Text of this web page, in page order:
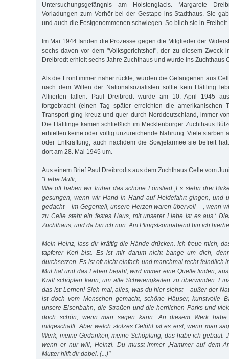
Untersuchungsgefängnis am Holstenglacis. Margarete
Vorladungen zum Verhör bei der Gestapo ins Stadthaus. Sie
und auch die Festgenommenen schwiegen. So blieb sie in Freiheit.
Im Mai 1944 fanden die Prozesse gegen die Mitglieder der
sechs davon vor dem "Volksgerichtshof", der zu diesem Zweck
Dreibrodt erhielt sechs Jahre Zuchthaus und wurde ins Zuchthaus
Als die Front immer näher rückte, wurden die Gefangenen aus
nach dem Willen der Nationalsozialisten sollte kein Häftling
Alliierten fallen. Paul Dreibrodt wurde am 10. April 1945
fortgebracht (einen Tag später erreichten die amerikanischen
Transport ging kreuz und quer durch Norddeutschland, immer
Die Häftlinge kamen schließlich im Mecklenburger Zuchthaus
erhielten keine oder völlig unzureichende Nahrung. Viele starben
oder Entkräftung, auch nach­dem die Sowjetarmee sie befreit
dort am 28. Mai 1945 um.
Aus einem Brief Paul Dreibrodts aus dem Zuchthaus Celle vom
"Liebe Mutti,
Wie oft haben wir früher das schöne Lönslied ,Es stehn drei
gesungen, wenn wir Hand in Hand auf Heidefahrt gingen, und
gedacht – im Gegenteil, unsere Herzen waren übervoll – , wenn
zu Celle steht ein festes Haus, mit unserer Liebe ist es aus.‘
Zuchthaus, und da bin ich nun. Am Pfingstsonnabend bin ich
Mein Heinz, lass dir kräftig die Hände drücken. Ich freue mich,
tapferer Kerl bist. Es ist mir darum nicht bange um dich,
durchsetzen. Es ist oft nicht einfach und manchmal recht feindlich
Mut hat und das Leben bejaht, wird immer eine Quelle finden,
Kraft schöpfen kann, um alle Schwierigkeiten zu überwinden.
das ist: Lernen! Sieh mal, alles, was du hier siehst – außer der
ist doch vom Menschen gemacht, schöne Häuser, kunstvolle
unsere Eisenbahn, die Straßen und die herrlichen Parks und
doch schön, wenn man sagen kann: An diesem Werk
mitgeschafft. Aber welch stolzes Gefühl ist es erst, wenn man
Werk, meine Gedanken, meine Schöpfung, das habe ich gebaut.
wenn er nur will, Heinzi. Du musst immer ,Hammer auf dem
Mutter hilft dir dabei. (...)"